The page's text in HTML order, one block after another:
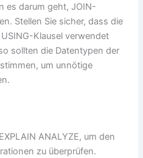
es darum geht, JOIN-
Stellen Sie sicher, dass die
Klausel verwendet
sollten die Datentypen der
um unnötige
ANALYZE, um den
zu überprüfen.